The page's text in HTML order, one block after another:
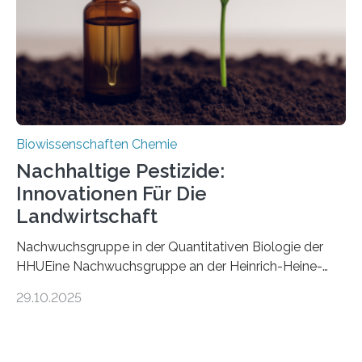
stellt gleichzeitig den ersten Fossilfund einer
Mückenlarve aus dem Mesozoikum dar, denn…
Biowissenschaften Chemie
Nachhaltige Pestizide:
Innovationen Für Die
Landwirtschaft
Nachwuchsgruppe in der Quantitativen Biologie der
HHUEine Nachwuchsgruppe an der Heinrich-Heine-
fünf Jahren erforschen, wie Bakterien auf
29.10.2025